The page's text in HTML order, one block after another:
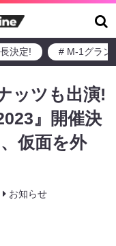
決定! # M-1グラン
ッツも出演!
』開催決
仮面を外
お知らせ